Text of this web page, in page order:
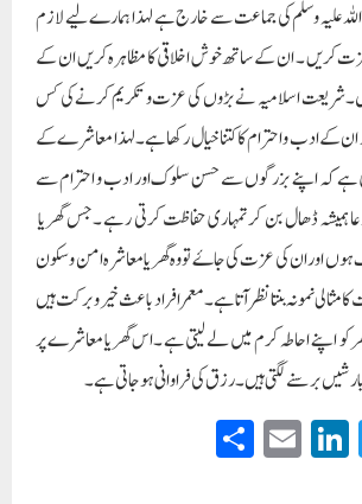
علیہ وسلم کی جماعت سے خارج ہے لہذا ہمارے لیے لازم
کریں ۔ ان کے ساتھ خوش اخلاقی کا مظاہرہ کریں ان کے
شریعت اسلامیہ نے بڑوں کی عزت و تکریم کرنے کی کس
ان کے ادب و احترام کا کتنا خیال رکھا ہے ۔لہذا معاشرے کے
کہ اپنے بزرگوں سے حسن سلوک اور ادب و احترام سے
ہمیشہ ڈھال بن کر تمہاری حفاظت کرتی رہے ۔جس گھر یا
اور ان کی عزت کی جاۓ تو وہ گھر یا معاشرہ امن و سکون
مثالی نمونہ بنتا نظر آتا ہے ۔ معمر افراد باعث خیر و برکت ہیں
کو اپنے احاطہ کرم میں لے لیتی ہے ۔اس گھر یا معاشرے پر
برسنے لگتی ہیں ۔ رزق کی فراوانی ہوجاتی ہے ۔
T
wi
Li
nk
E
m